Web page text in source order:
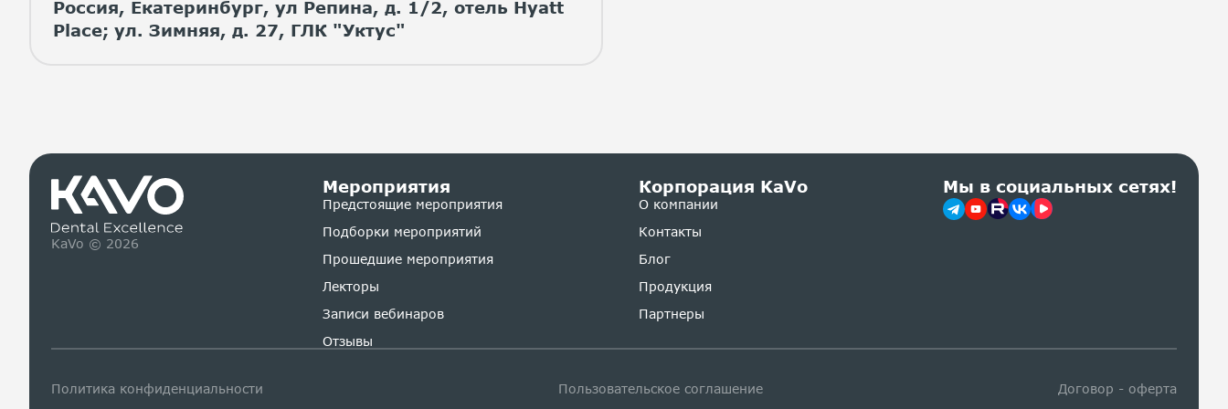
Россия, Екатеринбург, ул Репина, д. 1/2, отель Hyatt
Place; ул. Зимняя, д. 27, ГЛК "Уктус"
KaVo © 2026
Мероприятия
Предстоящие мероприятия
Подборки мероприятий
Прошедшие мероприятия
Лекторы
Записи вебинаров
Отзывы
Корпорация KaVo
О компании
Контакты
Блог
Продукция
Партнеры
Мы в социальных сетях!
Политика конфиденциальности Пользовательское соглашение Договор - оферта